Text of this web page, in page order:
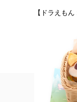
【ドラえも